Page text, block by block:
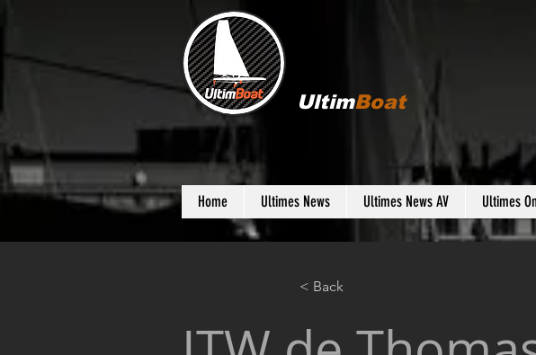
UltimBoat
Home Ultimes News Ultimes News AV Ultimes On
< Back